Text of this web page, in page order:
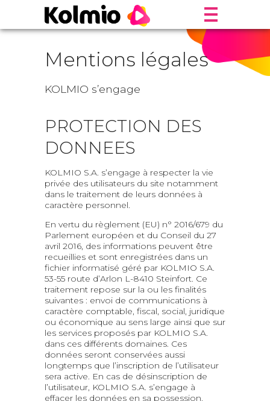
Mentions légales
KOLMIO s’engage
PROTECTION DES
DONNEES
KOLMIO S.A. s’engage à respecter la vie
privée des utilisateurs du site notamment
dans le traitement de leurs données à
caractère personnel.
En vertu du règlement (EU) n° 2016/679 du
Parlement européen et du Conseil du 27
avril 2016, des informations peuvent être
recueillies et sont enregistrées dans un
fichier informatisé géré par KOLMIO S.A.
53-55 route d’Arlon L-8410 Steinfort. Ce
traitement repose sur la ou les finalités
suivantes : envoi de communications à
caractère comptable, fiscal, social, juridique
ou économique au sens large ainsi que sur
les services proposés par KOLMIO S.A.
dans ces différents domaines. Ces
données seront conservées aussi
longtemps que l’inscription de l’utilisateur
sera active. En cas de désinscription de
l’utilisateur, KOLMIO S.A. s’engage à
effacer les données en sa possession.